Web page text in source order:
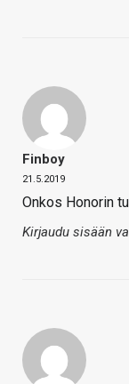
Finboy
21.5.2019
Onkos Honorin
Kirjaudu sisään